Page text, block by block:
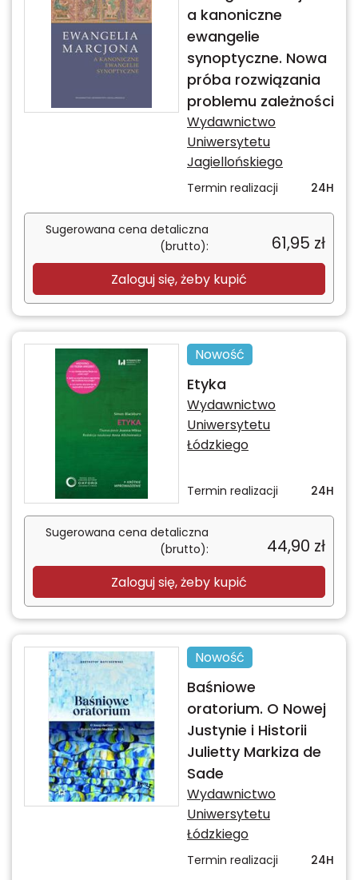
a kanoniczne
ewangelie
synoptyczne. Nowa
próba rozwiązania
problemu zależności
Wydawnictwo
Uniwersytetu
Jagiellońskiego
Termin realizacji 24H
Sugerowana cena detaliczna
(brutto):
61,95 zł
Zaloguj się, żeby kupić
Nowość
Etyka
Wydawnictwo
Uniwersytetu
Łódzkiego
Termin realizacji 24H
Sugerowana cena detaliczna
(brutto):
44,90 zł
Zaloguj się, żeby kupić
Nowość
Baśniowe
oratorium. O Nowej
Justynie i Historii
Julietty Markiza de
Sade
Wydawnictwo
Uniwersytetu
Łódzkiego
Termin realizacji 24H